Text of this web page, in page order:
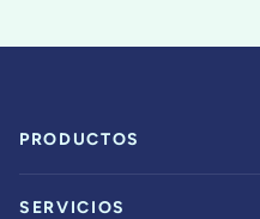
PRODUCTOS
SERVICIOS